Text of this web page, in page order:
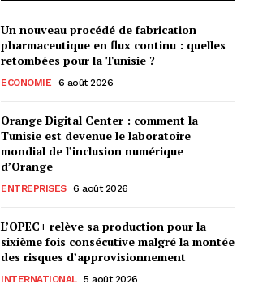
Un nouveau procédé de fabrication
pharmaceutique en flux continu : quelles
retombées pour la Tunisie ?
ECONOMIE 6 août 2026
Orange Digital Center : comment la
Tunisie est devenue le laboratoire
mondial de l’inclusion numérique
d’Orange
ENTREPRISES 6 août 2026
L’OPEC+ relève sa production pour la
sixième fois consécutive malgré la montée
des risques d’approvisionnement
INTERNATIONAL 5 août 2026